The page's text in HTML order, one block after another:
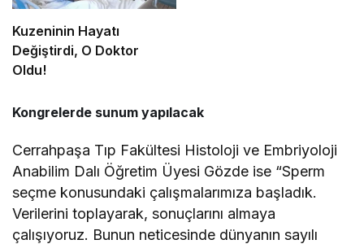
Kuzeninin Hayatı
Değiştirdi, O Doktor
Oldu!
Kongrelerde sunum yapılacak
Cerrahpaşa Tıp Fakültesi Histoloji ve Embriyoloji
Anabilim Dalı Öğretim Üyesi Gözde ise “Sperm
seçme konusundaki çalışmalarımıza başladık.
Verilerini toplayarak, sonuçlarını almaya
çalışıyoruz. Bunun neticesinde dünyanın sayılı